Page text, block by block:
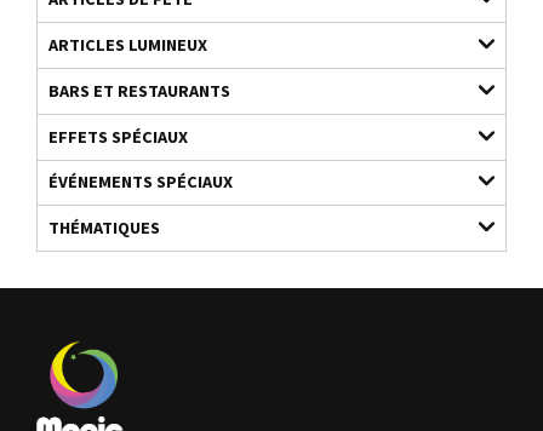
ARTICLES LUMINEUX
BARS ET RESTAURANTS
EFFETS SPÉCIAUX
ÉVÉNEMENTS SPÉCIAUX
THÉMATIQUES